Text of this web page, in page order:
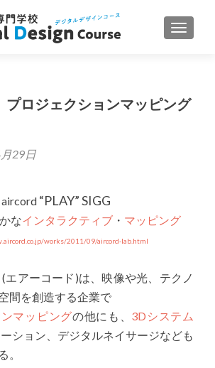
ナビゲ
プロジェクションマッピング
29日
aircord “PLAY” SIGG
なインタラクティブ ・ マッピング
works/2011/09/aircord-lab.html
エアーコード)は、映像や光、テクノ
間を創造する企業で
マッピングの他にも、 3Dシステム
ション、デジタルネイサージなども
。